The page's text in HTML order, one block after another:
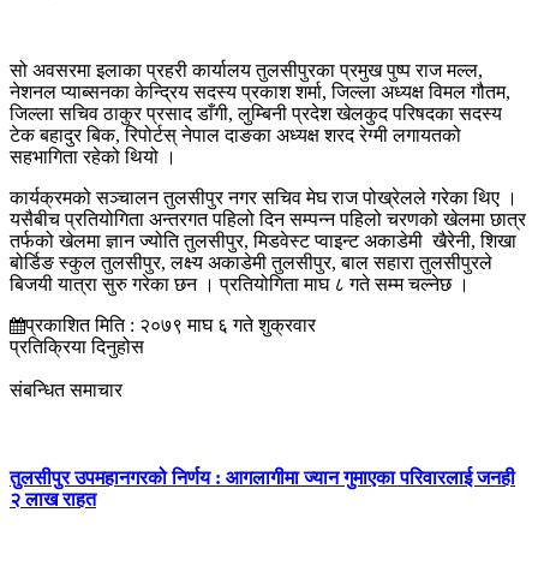
सो अवसरमा इलाका प्रहरी कार्यालय तुलसीपुरका प्रमुख पुष्प राज मल्ल,
नेशनल प्याब्सनका केन्द्रिय सदस्य प्रकाश शर्मा, जिल्ला अध्यक्ष विमल गौतम,
जिल्ला सचिव ठाकुर प्रसाद डाँगी, लुम्बिनी प्रदेश खेलकुद परिषदका सदस्य
टेक बहादुर बिक, रिपोर्टस् नेपाल दाङका अध्यक्ष शरद रेग्मी लगायतको
सहभागिता रहेको थियो ।
कार्यक्रमको सञ्चालन तुलसीपुर नगर सचिव मेघ राज पोख्रेलले गरेका थिए ।
यसैबीच प्रतियोगिता अन्तरगत पहिलो दिन सम्पन्न पहिलो चरणको खेलमा छात्र
तर्फको खेलमा ज्ञान ज्योति तुलसीपुर, मिडवेस्ट प्वाइन्ट अकाडेमी खैरेनी, शिखा
बोर्डिङ स्कुल तुलसीपुर, लक्ष्य अकाडेमी तुलसीपुर, बाल सहारा तुलसीपुरले
बिजयी यात्रा सुरु गरेका छन । प्रतियोगिता माघ ८ गते सम्म चल्नेछ ।
प्रकाशित मिति : २०७९ माघ ६ गते शुक्रवार
प्रतिक्रिया दिनुहोस
संबन्धित समाचार
तुलसीपुर उपमहानगरको निर्णय : आगलागीमा ज्यान गुमाएका परिवारलाई जनही
२ लाख राहत